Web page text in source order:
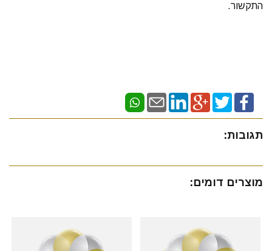
התקשור.
תגובות:
מוצרים דומים: